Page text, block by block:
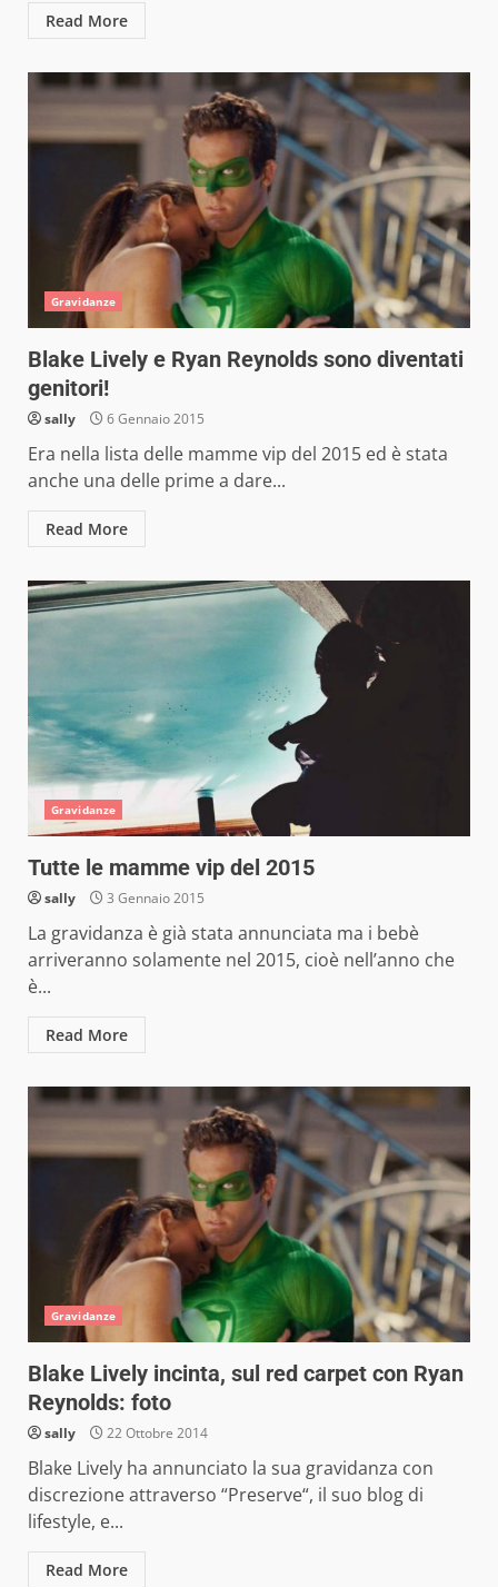
Read More
Gravidanze
Blake Lively e Ryan Reynolds sono diventati
genitori!
sally 6 Gennaio 2015
Era nella lista delle mamme vip del 2015 ed è stata
anche una delle prime a dare...
Read More
Gravidanze
Tutte le mamme vip del 2015
sally 3 Gennaio 2015
La gravidanza è già stata annunciata ma i bebè
arriveranno solamente nel 2015, cioè nell’anno che
è...
Read More
Gravidanze
Blake Lively incinta, sul red carpet con Ryan
Reynolds: foto
sally 22 Ottobre 2014
Blake Lively ha annunciato la sua gravidanza con
discrezione attraverso “Preserve“, il suo blog di
lifestyle, e...
Read More